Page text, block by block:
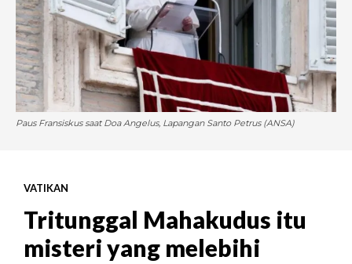
Paus Fransiskus saat Doa Angelus, Lapangan Santo Petrus (ANSA)
VATIKAN
Tritunggal Mahakudus itu
misteri yang melebihi